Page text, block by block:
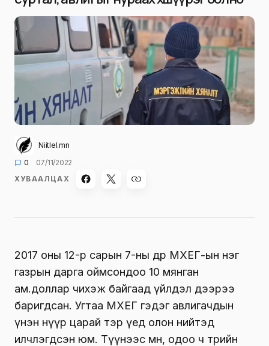
Niitlel.mn
0
07/11/2022
ХУВААЛЦАХ
2017 оны 12-р сарын 7-ны өдөр МХЕГ-ын нэг
газрын дарга оймсондоо 10 мянган
ам.доллар чихэж байгаад үйлдэл дээрээ
баригдсан. Угтаа МХЕГ гэдэг авлигачдын
үнэн нүүр царай тэр үед олон нийтэд
илчлэгдсэн юм. Түүнээс өмнө, одоо ч төрийн